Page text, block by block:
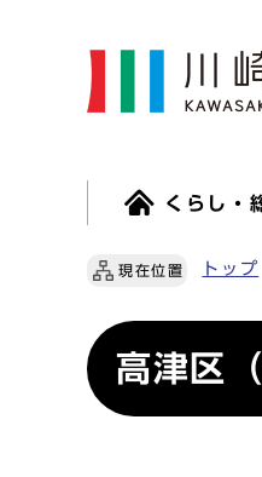
くらし・
現在位置 トップ
高津区